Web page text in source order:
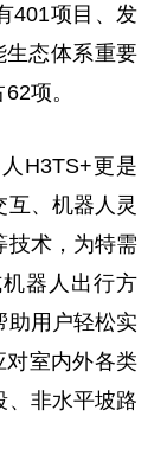
401项目、发
生态体系重要
项。
H3TS+更是
、机器人灵
技术，为特需
器人出行方
助用户轻松实
对室内外各类
、非水平坡路